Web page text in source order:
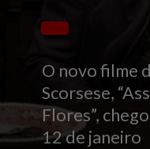
O novo filme
Scorsese,
Flores”,
12 de janeiro